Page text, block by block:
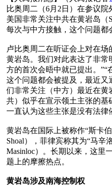
比奥周二（6月2日）在参议院
美国非常关注中共在黄岩岛（
每次与中方接触，这个问题都
卢比奥周二在听证会上对在场
黄岩岛。我们对此表达了非常
方的首次会晤中就已提出。”“
这个问题都会被提及，最近
们非常关注（中方）最近在黄
共）似乎在宣示领土主张的
一直认为这些主张是没有法律
黄岩岛在国际上被称作“斯卡伯
Shoal），菲律宾称其为“马辛
Masinloc）。长期以来，这里
题上的摩擦热点。
黄岩岛涉及南海控制权